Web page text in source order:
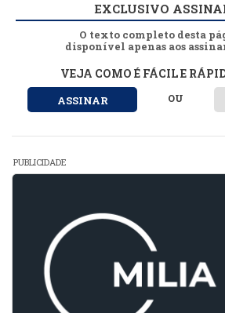
EXCLUSIVO
O texto completo desta
disponível apenas aos
VEJA COMO É FÁCIL E
ASSINAR OU
PUBLICIDADE